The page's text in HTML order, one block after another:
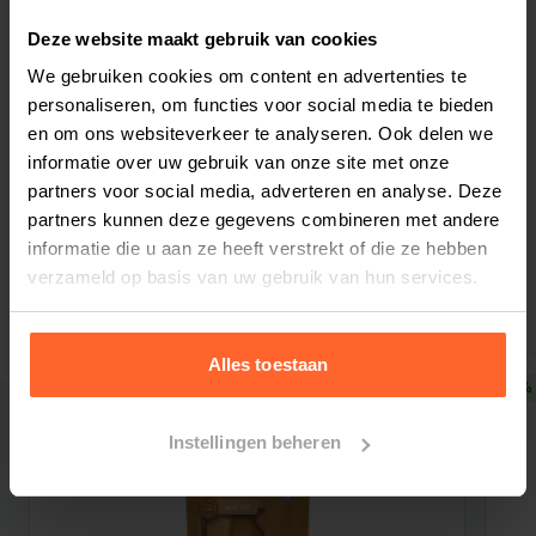
Deze website maakt gebruik van cookies
We gebruiken cookies om content en advertenties te
personaliseren, om functies voor social media te bieden
en om ons websiteverkeer te analyseren. Ook delen we
informatie over uw gebruik van onze site met onze
partners voor social media, adverteren en analyse. Deze
partners kunnen deze gegevens combineren met andere
informatie die u aan ze heeft verstrekt of die ze hebben
verzameld op basis van uw gebruik van hun services.
Alles toestaan
Instellingen beheren
polyfenolen 70 mg/kg & flavonoïden 30 mg/kg),
kraakbeenextract (een bron van chondroïtine,
160 mg/kg), mannan-oligosachariden (150
mg/kg), kruiden & vruchten (rozemarijn, citrus,
kurkuma, 150 mg/kg), fructo-oligosachariden
(100 mg/kg),Yucca schidigera(100 mg/kg),
veenbessen (100 mg/kg), inuline (90 mg/kg),
mariadistel (75 mg/kg), duindoorn (75 mg/kg),
kamille (30 mg/kg), kruidnagels (30 mg/kg), salie
(25 mg/kg).
: zeer kleine rassen hebben een
klein spijsverteringskanaal en een kleine maag.
Bestelherinnering instellen
Gerelateerde producten